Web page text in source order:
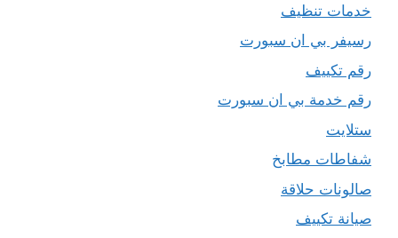
خدمات تنظيف
رسيفر بي ان سبورت
رقم تكييف
رقم خدمة بي ان سبورت
ستلايت
شفاطات مطابخ
صالونات حلاقة
صيانة تكييف